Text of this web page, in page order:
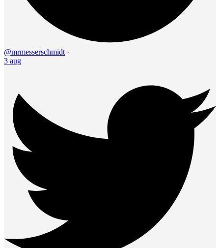
@mrmesserschmidt ·
3 aug